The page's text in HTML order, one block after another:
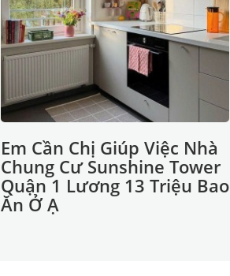
Em Cần Chị Giúp Việc Nhà
Chung Cư Sunshine Tower
Quận 1 Lương 13 Triệu Bao
Ăn Ở Ạ